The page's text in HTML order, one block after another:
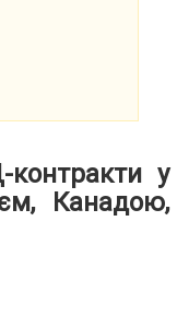
у
Канадою,